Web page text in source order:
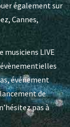
également sur
Cannes,
musiciens LIVE
événement
de
pas à